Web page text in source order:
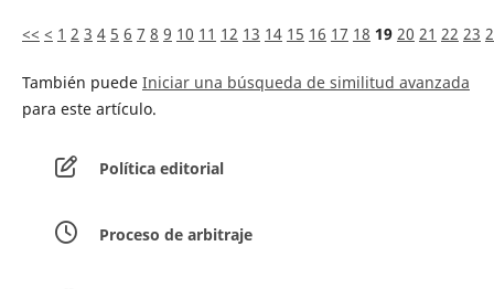
<< < 1 2 3 4 5 6 7 8 9 10 11 12 13 14 15 16 17 18 19 20 21 22 23
También puede Iniciar una búsqueda de similitud avanzada
para este artículo.
Política editorial
Proceso de arbitraje